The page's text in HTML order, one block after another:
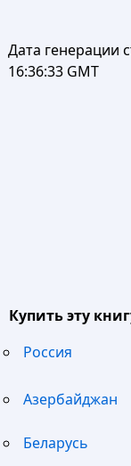
Дата генерации
16:36:33 GMT
Купить эту
Россия
Азербайджан
Беларусь